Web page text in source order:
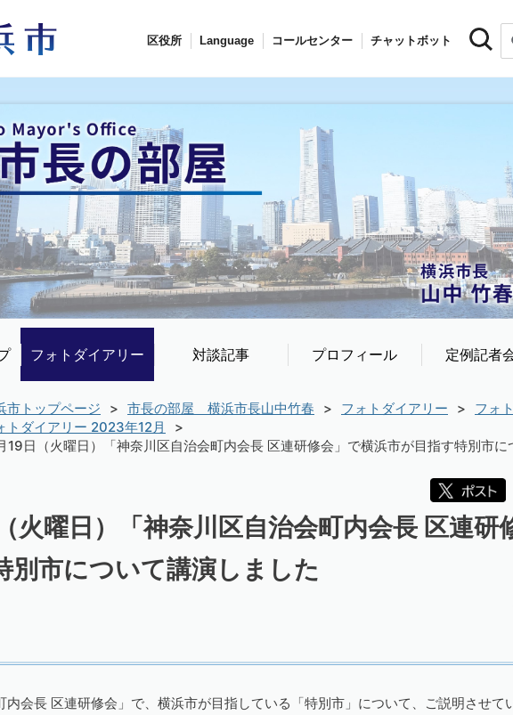
区役所 Language コールセンター チャットボット
フォトダイアリー 対談記事 プロフィール 定例記者
市トップページ 市長の部屋 横浜市長山中竹春 フォトダイアリー
フォ
トダイアリー 2023年12月
19日（火曜日）「神奈川区自治会町内会長 区連研修会」で横浜市が目指す特別市に
火曜日）「神奈川区自治会町内会長 区連研
別市について講演しました
内会長 区連研修会」で、横浜市が目指している「特別市」について、ご説明させて